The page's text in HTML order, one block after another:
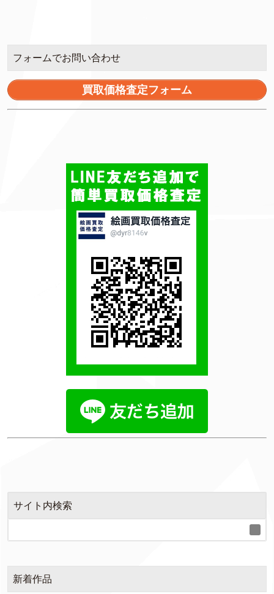
フォームでお問い合わせ
買取価格査定フォーム
サイト内検索
新着作品